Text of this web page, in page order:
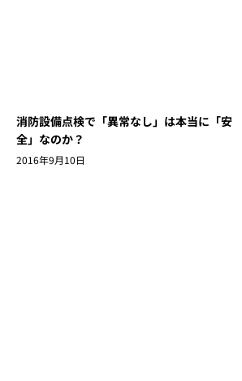
消防設備点検で「異常なし」は本当に「安
全」なのか？
2016年9月10日